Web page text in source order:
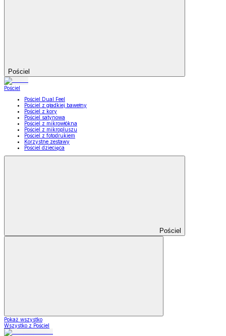
Pościel
Pościel
Pościel Dual Feel
Pościel z gładkiej bawełny
Pościel z kory
Pościel satynowa
Pościel z mikrowłókna
Pościel z mikropluszu
Pościel z fotodrukiem
Korzystne zestawy
Pościel dziecięca
Pościel
Pokaż wszystko
Wszystko z Pościel